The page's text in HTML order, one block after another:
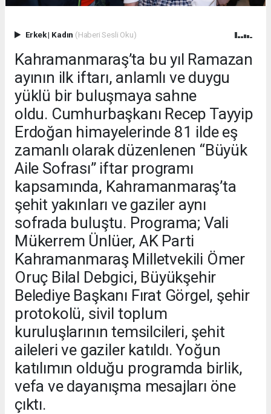
Erkek| Kadın (Haberi Sesli Oku)
Kahramanmaraş’ta bu yıl Ramazan
ayının ilk iftarı, anlamlı ve duygu
yüklü bir buluşmaya sahne
oldu. Cumhurbaşkanı Recep Tayyip
Erdoğan himayelerinde 81 ilde eş
zamanlı olarak düzenlenen “Büyük
Aile Sofrası” iftar programı
kapsamında, Kahramanmaraş’ta
şehit yakınları ve gaziler aynı
sofrada buluştu. Programa; Vali
Mükerrem Ünlüer, AK Parti
Kahramanmaraş Milletvekili Ömer
Oruç Bilal Debgici, Büyükşehir
Belediye Başkanı Fırat Görgel, şehir
protokolü, sivil toplum
kuruluşlarının temsilcileri, şehit
aileleri ve gaziler katıldı. Yoğun
katılımın olduğu programda birlik,
vefa ve dayanışma mesajları öne
çıktı.